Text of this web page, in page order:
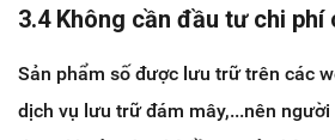
3.4 Không cần đầu tư chi phí
Sản phẩm số được lưu trữ trên các
dịch vụ lưu trữ đám mây,...nên